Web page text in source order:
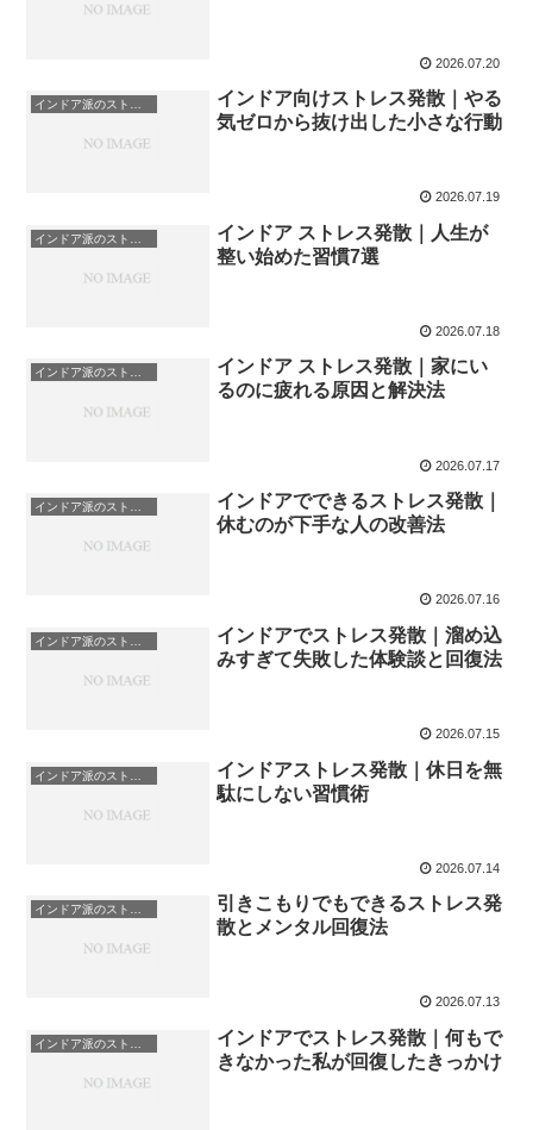
2026.07.20
インドア向けストレス発散｜やる
気ゼロから抜け出した小さな行動
2026.07.19
インドア ストレス発散｜人生が
整い始めた習慣7選
2026.07.18
インドア派のストレス発散
インドア ストレス発散｜家にい
るのに疲れる原因と解決法
2026.07.17
インドアでできるストレス発散｜
休むのが下手な人の改善法
2026.07.16
インドアでストレス発散｜溜め込
みすぎて失敗した体験談と回復法
2026.07.15
インドアストレス発散｜休日を無
駄にしない習慣術
2026.07.14
インドア派のストレス発散
引きこもりでもできるストレス発
散とメンタル回復法
2026.07.13
インドアでストレス発散｜何もで
きなかった私が回復したきっかけ